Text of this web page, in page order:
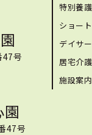
号
47号
特別養
ショー
デイサ
居宅介
施設案